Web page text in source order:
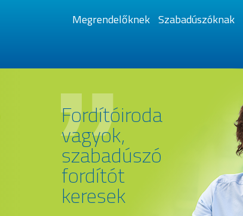
Megrendelőknek Szabadúszóknak
Üzletember
vagyok,
tolmácsot
keresek